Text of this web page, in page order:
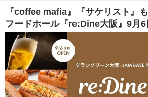
『coffee mafia』『サケリスト』
フードホール『re:Dine大阪』9月